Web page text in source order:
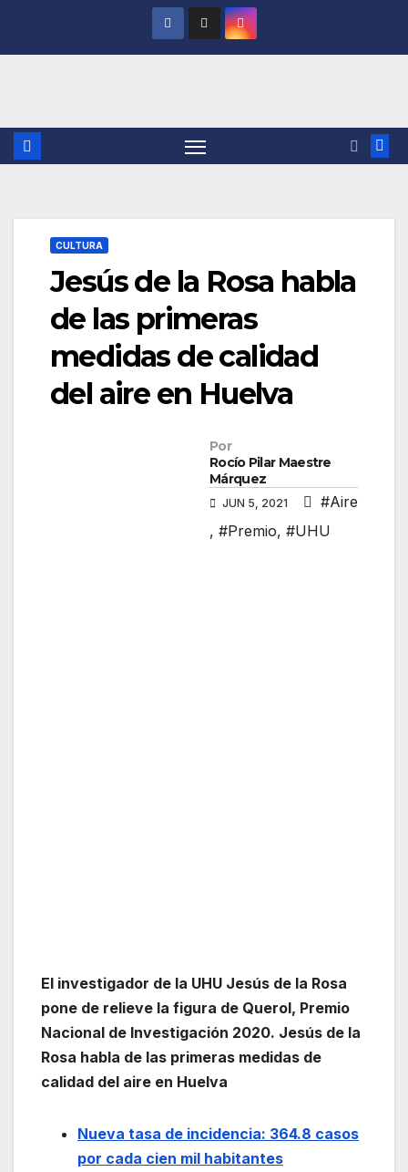
CULTURA
Jesús de la Rosa habla
de las primeras
medidas de calidad
del aire en Huelva
Por
Rocío Pilar Maestre
Márquez
JUN 5, 2021
#Aire
, #Premio, #UHU
El investigador de la UHU Jesús de la Rosa
pone de relieve la figura de Querol, Premio
Nacional de Investigación 2020. Jesús de la
Rosa habla de las primeras medidas de
calidad del aire en Huelva
Nueva tasa de incidencia: 364.8 casos
por cada cien mil habitantes